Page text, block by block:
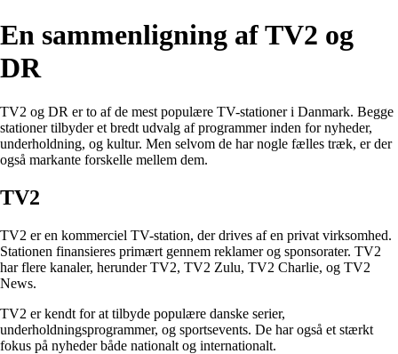
En sammenligning af TV2 og
DR
TV2 og DR er to af de mest populære TV-stationer i Danmark. Begge
stationer tilbyder et bredt udvalg af programmer inden for nyheder,
underholdning, og kultur. Men selvom de har nogle fælles træk, er der
også markante forskelle mellem dem.
TV2
TV2 er en kommerciel TV-station, der drives af en privat virksomhed.
Stationen finansieres primært gennem reklamer og sponsorater. TV2
har flere kanaler, herunder TV2, TV2 Zulu, TV2 Charlie, og TV2
News.
TV2 er kendt for at tilbyde populære danske serier,
underholdningsprogrammer, og sportsevents. De har også et stærkt
fokus på nyheder både nationalt og internationalt.